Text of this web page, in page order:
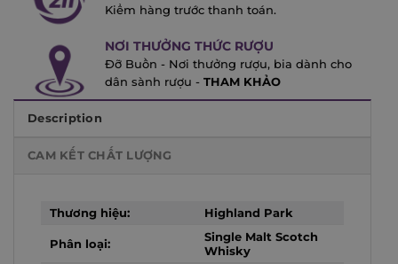
Kiểm hàng trước thanh toán.
NƠI THƯỞNG THỨC RƯỢU
Đỡ Buồn - Nơi thưởng rượu, bia dành cho
dân sành rượu - THAM KHẢO
Description
CAM KẾT CHẤT LƯỢNG
Thương hiệu: Highland Park
Phân loại:
Single Malt Scotch
Whisky